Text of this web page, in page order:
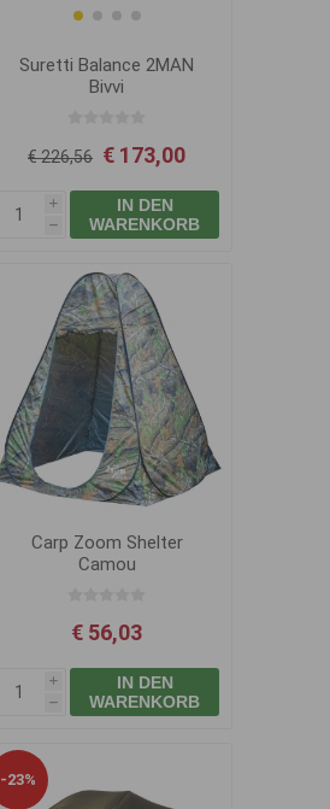
Suretti Balance 2MAN
Bivvi
€ 226,56 € 173,00
i
h
IN DEN
WARENKORB
Carp Zoom Shelter
Camou
€ 56,03
i
h
IN DEN
WARENKORB
-23%